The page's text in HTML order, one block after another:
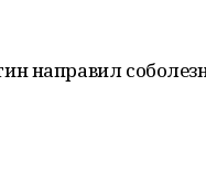
направил